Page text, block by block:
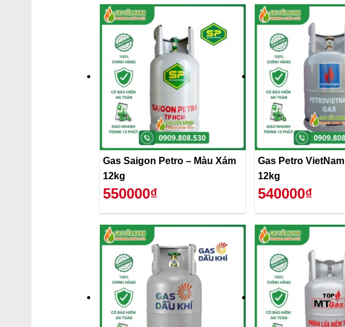
Gas Saigon Petro – Màu Xám
12kg
550000₫
Gas Petro
12kg
540000₫